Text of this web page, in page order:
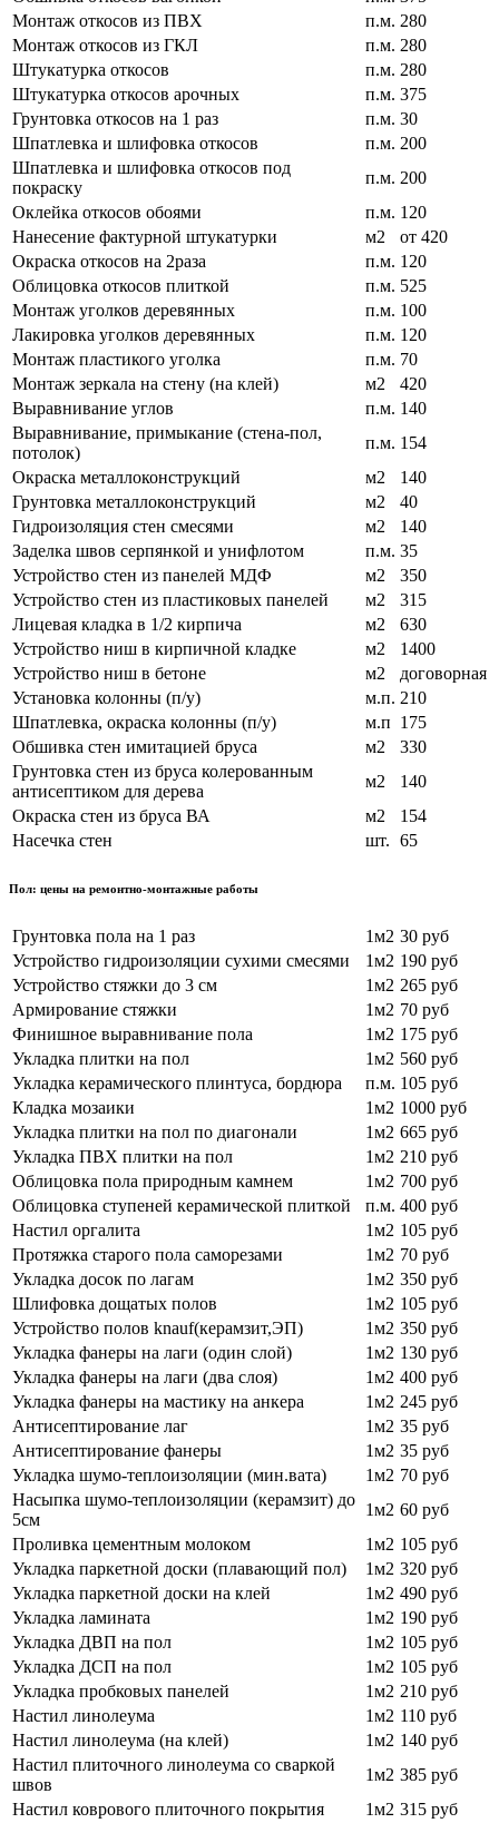
Монтаж откосов из ПВХ
п.м. 280
Монтаж откосов из ГКЛ
п.м. 280
Штукатурка откосов
п.м. 280
Штукатурка откосов арочных
п.м. 375
Грунтовка откосов на 1 раз
п.м. 30
Шпатлевка и шлифовка откосов
п.м. 200
Шпатлевка и шлифовка откосов под
покраску
п.м. 200
Оклейка откосов обоями
п.м. 120
Нанесение фактурной штукатурки
м2
от 420
Окраска откосов на 2раза
п.м. 120
Облицовка откосов плиткой
п.м. 525
Монтаж уголков деревянных
п.м. 100
Лакировка уголков деревянных
п.м. 120
Монтаж пластикого уголка
п.м. 70
Монтаж зеркала на стену (на клей)
м2
420
Выравнивание углов
п.м. 140
Выравнивание, примыкание (стена-пол,
потолок)
п.м. 154
Окраска металлоконструкций
м2
140
Грунтовка металлоконструкций
м2
40
Гидроизоляция стен смесями
м2
140
Заделка швов серпянкой и унифлотом
п.м. 35
Устройство стен из панелей МДФ
м2
350
Устройство стен из пластиковых панелей
м2
315
Лицевая кладка в 1/2 кирпича
м2
630
Устройство ниш в кирпичной кладке
м2
1400
Устройство ниш в бетоне
м2
договорная
Установка колонны (п/у)
м.п. 210
Шпатлевка, окраска колонны (п/у)
м.п 175
Обшивка стен имитацией бруса
м2
330
Грунтовка стен из бруса колерованным
антисептиком для дерева
м2
140
Окраска стен из бруса ВА
м2
154
Насечка стен
шт. 65
Пол: цены на ремонтно-монтажные работы
Грунтовка пола на 1 раз 1м2 30 руб
Устройство гидроизоляции сухими смесями
1м2 190 руб
Устройство стяжки до 3 см
1м2 265 руб
Армирование стяжки
1м2 70 руб
Финишное выравнивание пола
1м2 175 руб
Укладка плитки на пол
1м2 560 руб
Укладка керамического плинтуса, бордюра
п.м. 105 руб
Кладка мозаики
1м2 1000 руб
Укладка плитки на пол по диагонали
1м2 665 руб
Укладка ПВХ плитки на пол
1м2 210 руб
Облицовка пола природным камнем
1м2 700 руб
Облицовка ступеней керамической плиткой
п.м. 400 руб
Настил оргалита
1м2 105 руб
Протяжка старого пола саморезами
1м2 70 руб
Укладка досок по лагам
1м2 350 руб
Шлифовка дощатых полов
1м2 105 руб
Устройство полов knauf(керамзит,ЭП)
1м2 350 руб
Укладка фанеры на лаги (один слой)
1м2 130 руб
Укладка фанеры на лаги (два слоя)
1м2 400 руб
Укладка фанеры на мастику на анкера
1м2 245 руб
Антисептирование лаг
1м2 35 руб
Антисептирование фанеры
1м2 35 руб
Укладка шумо-теплоизоляции (мин.вата)
1м2 70 руб
Насыпка шумо-теплоизоляции (керамзит) до
5см
1м2 60 руб
Проливка цементным молоком
1м2 105 руб
Укладка паркетной доски (плавающий пол)
1м2 320 руб
Укладка паркетной доски на клей
1м2 490 руб
Укладка ламината
1м2 190 руб
Укладка ДВП на пол
1м2 105 руб
Укладка ДСП на пол
1м2 105 руб
Укладка пробковых панелей
1м2 210 руб
Настил линолеума
1м2 110 руб
Настил линолеума (на клей)
1м2 140 руб
Настил плиточного линолеума со сваркой
швов
1м2 385 руб
Настил коврового плиточного покрытия
1м2 315 руб